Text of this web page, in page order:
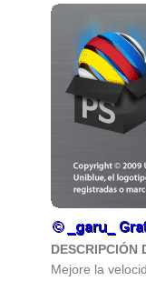
DESCRIPCIÓN
Mejore la